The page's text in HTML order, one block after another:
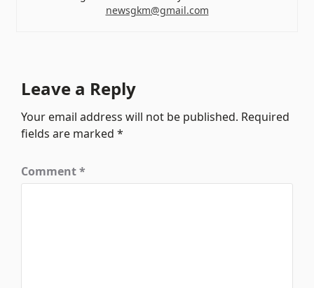
newsgkm@gmail.com
Leave a Reply
Your email address will not be published. Required
fields are marked*
Comment*